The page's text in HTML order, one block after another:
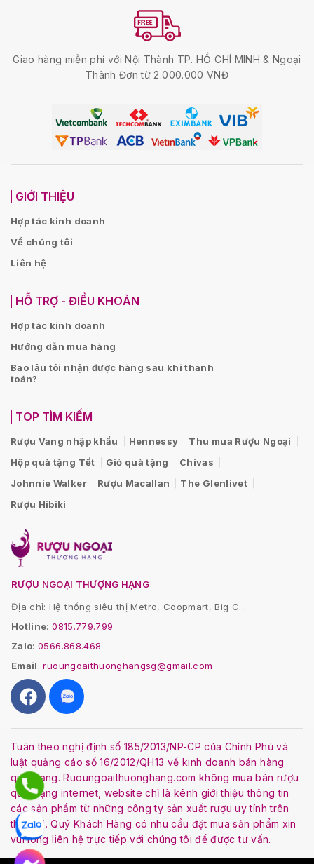
Giao hàng miễn phí với Nội Thành TP. HỒ CHÍ MINH & Ngoại
Thành Đơn từ 2.000.000 VNĐ
GIỚI THIỆU
Hợp tác kinh doanh
Về chúng tôi
Liên hệ
HỖ TRỢ - ĐIỀU KHOẢN
Hợp tác kinh doanh
Hướng dẫn mua hàng
Bao lâu tôi nhận được hàng sau khi thanh
toán?
TOP TÌM KIẾM
Rượu Vang nhập khẩu Hennessy
Thu mua Rượu Ngoại
Hộp quà tặng Tết
Giỏ quà tặng
Chivas
Johnnie Walker
Rượu Macallan
The Glenlivet
Rượu Hibiki
RƯỢU NGOẠI THƯỢNG HẠNG
Địa chỉ: Hệ thống siêu thị Metro, Coopmart, Big C...
Hotline:0815.779.799
Zalo:0566.868.468
Email:ruoungoaithuonghangsg@gmail.com
Tuân theo nghị định số 185/2013/NP-CP của Chính Phủ và
luật quảng cáo số 16/2012/QH13 về kinh doanh bán hàng
qua mạng. Ruoungoaithuonghang.com không mua bán rượu
qua mạng internet, website chỉ là kênh giới thiệu thông tin
các sản phẩm từ những công ty sản xuất rượu uy tính trên
thế giới. Quý Khách Hàng có nhu cầu đặt mua sản phẩm xin
vui lòng liên hệ trực tiếp với chúng tôi để được tư vấn.